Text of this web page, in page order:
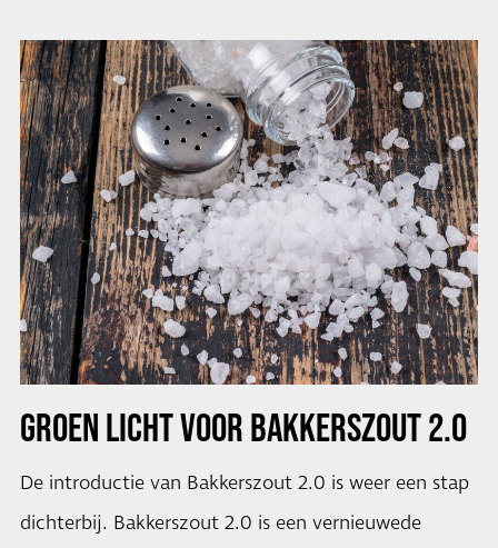
GROEN LICHT VOOR BAKKERSZOUT 2.0
De introductie van Bakkerszout 2.0 is weer een stap
dichterbij. Bakkerszout 2.0 is een vernieuwede